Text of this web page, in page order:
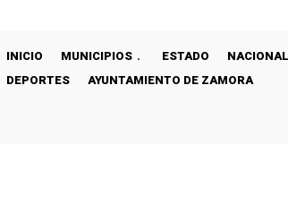
INICIO MUNICIPIOS ESTADO NACIONAL
DEPORTES
AYUNTAMIENTO DE ZAMORA